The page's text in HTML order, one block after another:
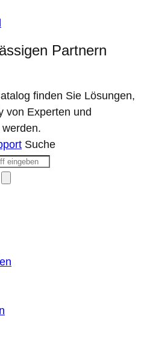
Partnern
finden Sie Lösungen,
von Experten und
Suche